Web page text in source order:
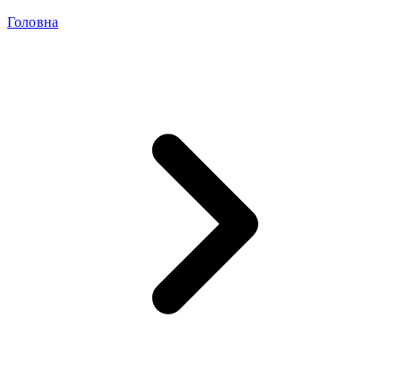
Головна